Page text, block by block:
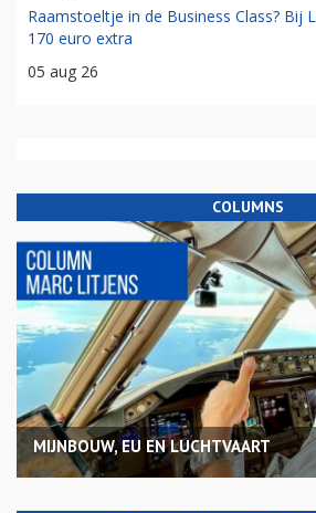
Raamstoeltje in de Business Class? Bij
170 euro extra
05 aug 26
COLUMNS
MIJNBOUW, EU EN LUCHTVAART